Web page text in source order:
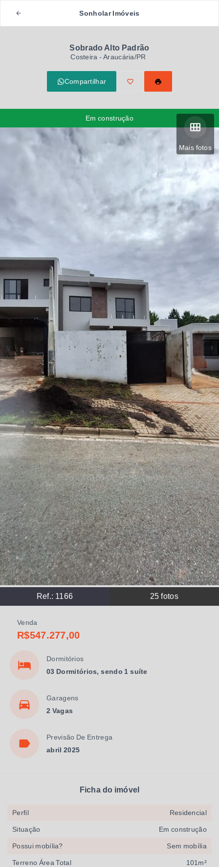
Sonholar Imóveis
Sobrado Alto Padrão
Costeira - Araucária/PR
Compartilhar
Mais fotos
Ref.: 1166 25 fotos
Em construção
Venda
R$547.277,00
Dormitórios
03 Dormitórios, sendo 1 suíte
Garagens
2 Vagas
Previsão De Entrega
abril 2025
Ficha do imóvel
Perfil Residencial
Situação Em construção
Possui mobília? Sem mobília
Terreno Área Total 101m²